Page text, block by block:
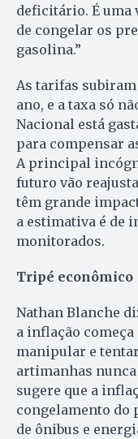
deficitário. É uma
de congelar os
gasolina.”
As tarifas subiram
ano, e a taxa só
Nacional está
para compensar
A principal
futuro vão
têm grande
a estimativa é de
monitorados.
Tripé econômico
Nathan Blanche
a inflação
manipular e
artimanhas
sugere que a
congelamento do
de ônibus e